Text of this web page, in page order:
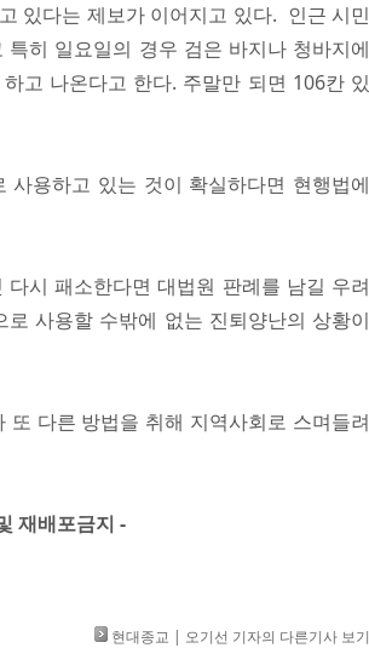
있다는 제보가 이어지고 있다. 인근 시민
히 일요일의 경우 검은 바지나 청바지에
고 나온다고 한다. 주말만 되면 106칸 있
사용하고 있는 것이 확실하다면 현행법에
시 패소한다면 대법원 판례를 남길 우려
사용할 수밖에 없는 진퇴양난의 상황이
다른 방법을 취해 지역사회로 스며들려
재배포금지 -
현대종교 | 오기선 기자의 다른기사 보기